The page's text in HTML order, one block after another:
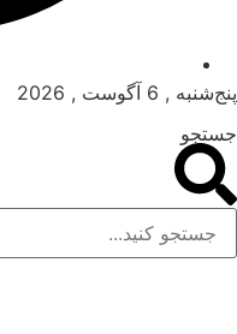
پنج‌شنبه , 6 آگوست , 2026
جستجو